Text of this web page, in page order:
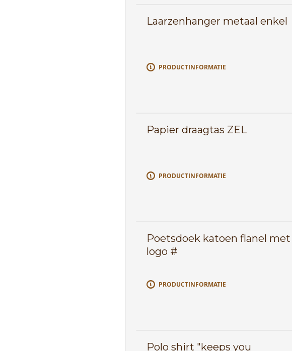
Laarzenhanger metaal enkel
PRODUCTINFORMATIE
Papier draagtas ZEL
PRODUCTINFORMATIE
Poetsdoek katoen flanel met
logo #
PRODUCTINFORMATIE
Polo shirt "keeps you